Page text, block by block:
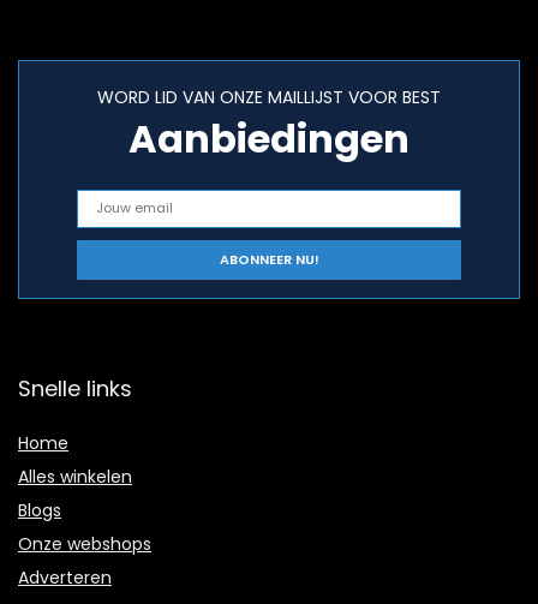
WORD LID VAN ONZE MAILLIJST VOOR BEST
Aanbiedingen
Snelle links
Home
Alles winkelen
Blogs
Onze webshops
Adverteren